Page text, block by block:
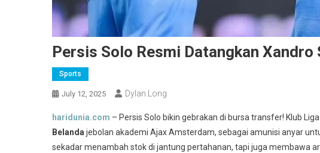
Persis Solo Resmi Datangkan Xandro
Sports
July 12, 2025 Dylan Long
haridunia.com – Persis Solo bikin gebrakan di bursa transfer! Klub Liga
Belandajebolan akademi Ajax Amsterdam, sebagai amunisi anyar
sekadar menambah stok di jantung pertahanan, tapi juga membawa